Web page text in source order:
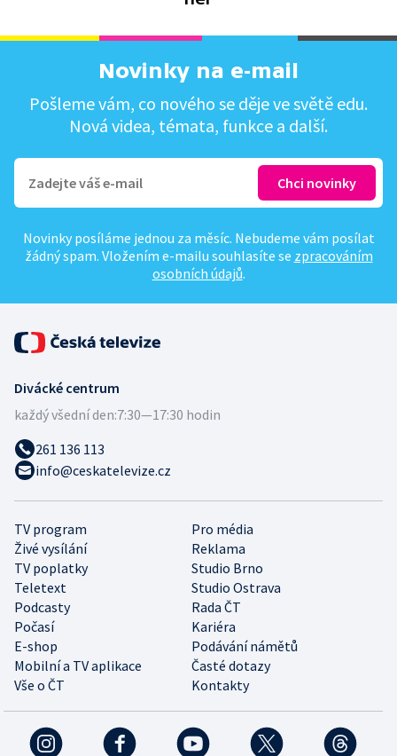
Novinky na e-mail
Pošleme vám, co nového se děje ve světě edu.
Nová videa, témata, funkce a další.
Novinky posíláme jednou za měsíc. Nebudeme vám posílat
žádný spam. Vložením e-mailu souhlasíte se zpracováním
osobních údajů.